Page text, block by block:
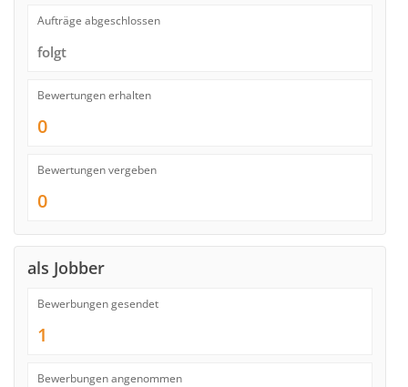
Aufträge abgeschlossen
folgt
Bewertungen erhalten
0
Bewertungen vergeben
0
als Jobber
Bewerbungen gesendet
1
Bewerbungen angenommen